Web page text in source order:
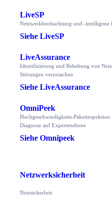
LiveSP
Netzwerkbeobachtung und -intelligenz
Siehe LiveSP
LiveAssurance
Identifizierung und Behebung von
Störungen verursachen
Siehe LiveAssurance
OmniPeek
Hochgeschwindigkeits-
Diagnose auf Expertenebene
Siehe Omnipeek
Netzwerksicherheit
Netzsicherheit